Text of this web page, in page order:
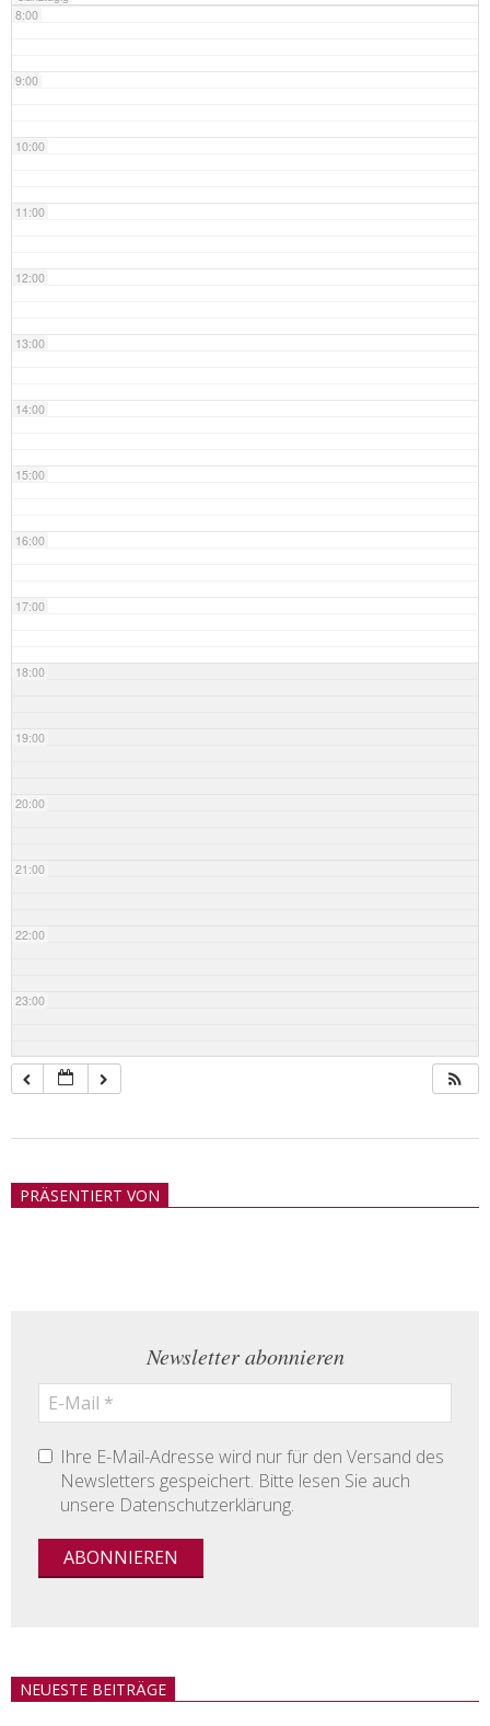
8:00
9:00
10:00
11:00
12:00
13:00
14:00
15:00
16:00
17:00
18:00
19:00
20:00
21:00
22:00
23:00
21PRÄSENTIERT VON
Newsletter abonnieren
Ihre E-Mail-Adresse wird nur für den Versand des
Newsletters gespeichert. Bitte lesen Sie auch
unsere Datenschutzerklärung.
NEUESTE BEITRÄGE